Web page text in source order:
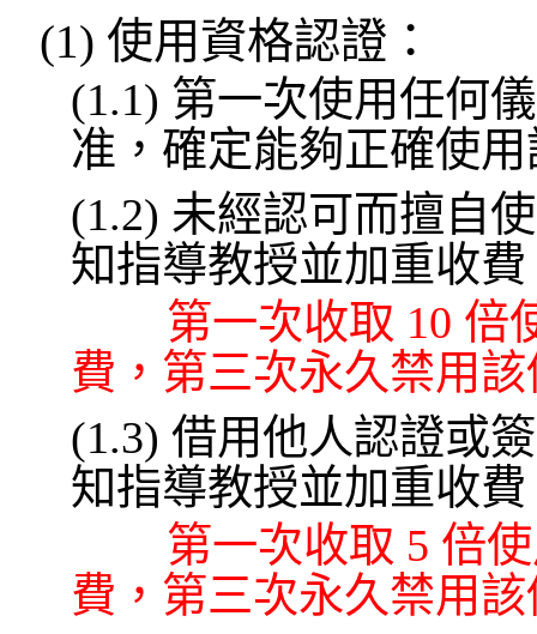
(1) 使用資格認證：
(1.1) 第一次使用任何
准，確定能夠正確使
(1.2) 未經認可而擅自
知指導教授並加重收
第一次收取 10 倍使
費，第三次永久禁用
(1.3) 借用他人認證或
知指導教授並加重收
第一次收取 5 倍使
費，第三次永久禁用